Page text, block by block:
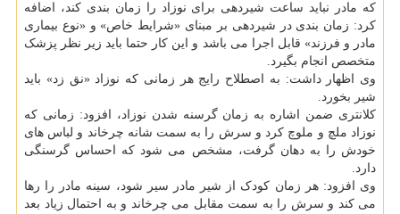
که مادر نباید ساعت شیردهی برای نوزاد را زمان بندی کند، اضافه
کرد: زمان بندی در شیردهی بر مبنای «شرایط خاص» و «نوع بیماری
مادر و فرزند» قابل اجرا می باشد و این کار حتما باید زیر نظر پزشک
متخصص انجام بگیرد.
وی اظهار داشت: به اصطلاح رایج هر زمانی که نوزاد «نق زد» باید
شیر بخورد.
کلانتری ضمن اشاره به زمان گرسنه شدن نوزاد، افزود: زمانی که
نوزاد ملچ و ملوچ کرد و سرش را به سمت شانه چرخاند و لباس های
خودش را به دهان گرفت، مشخص می شود که احساس گرسنگی
دارد.
وی افزود: هر زمان کودک از شیر مادر سیر شود، سینه مادر را رها
می کند و سرش را به سمت مقابل می چرخاند و به احتمال زیاد بعد